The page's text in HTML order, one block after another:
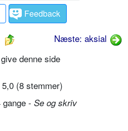
Feedback
Næste: aksial
denne side
5,0 (8 stemmer)
- Se og skriv